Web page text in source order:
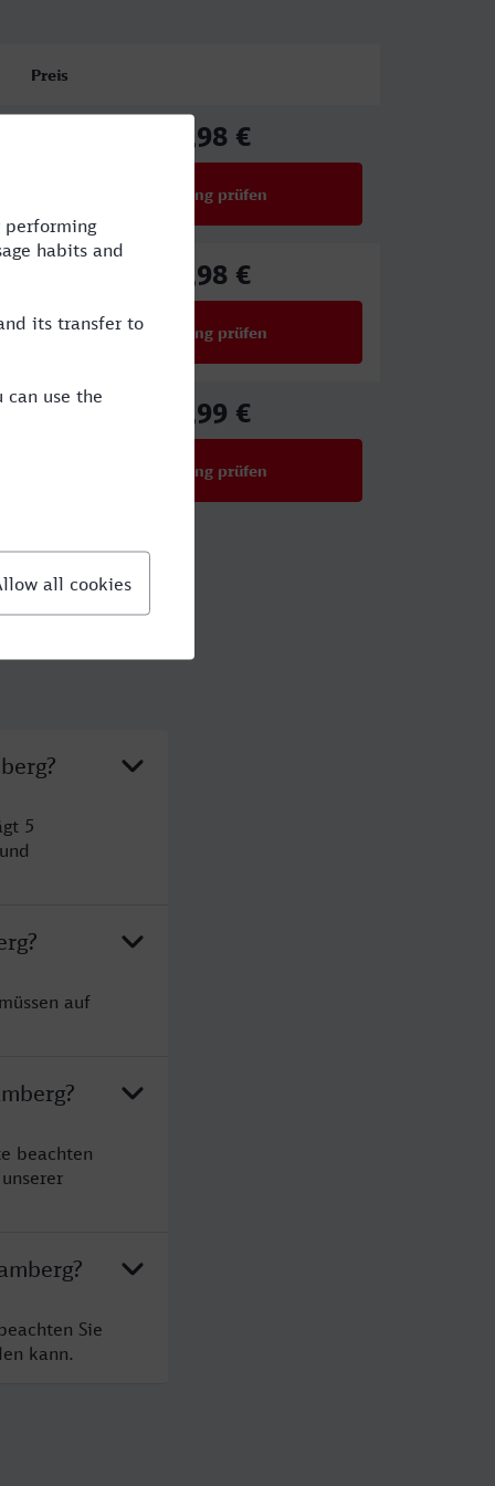
Preis
64,98 €
Verbindung prüfen
64,98 €
Verbindung prüfen
49,99 €
Verbindung prüfen
5
auf
beachten
Sie
kann.